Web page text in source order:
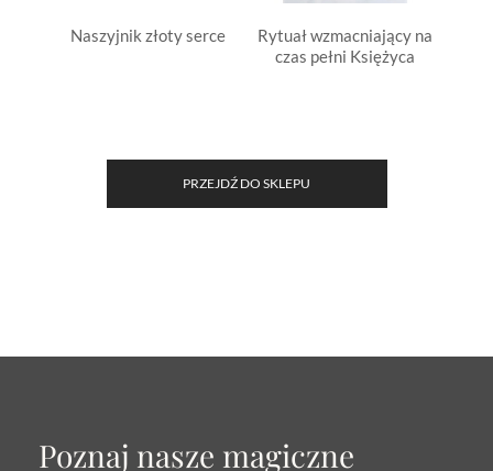
Naszyjnik złoty serce
Rytuał wzmacniający na
czas pełni Księżyca
PRZEJDŹ DO SKLEPU
Poznaj nasze magiczne